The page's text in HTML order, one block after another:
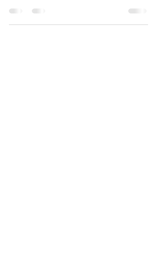
Alerte pépite, je viens de dégoter une